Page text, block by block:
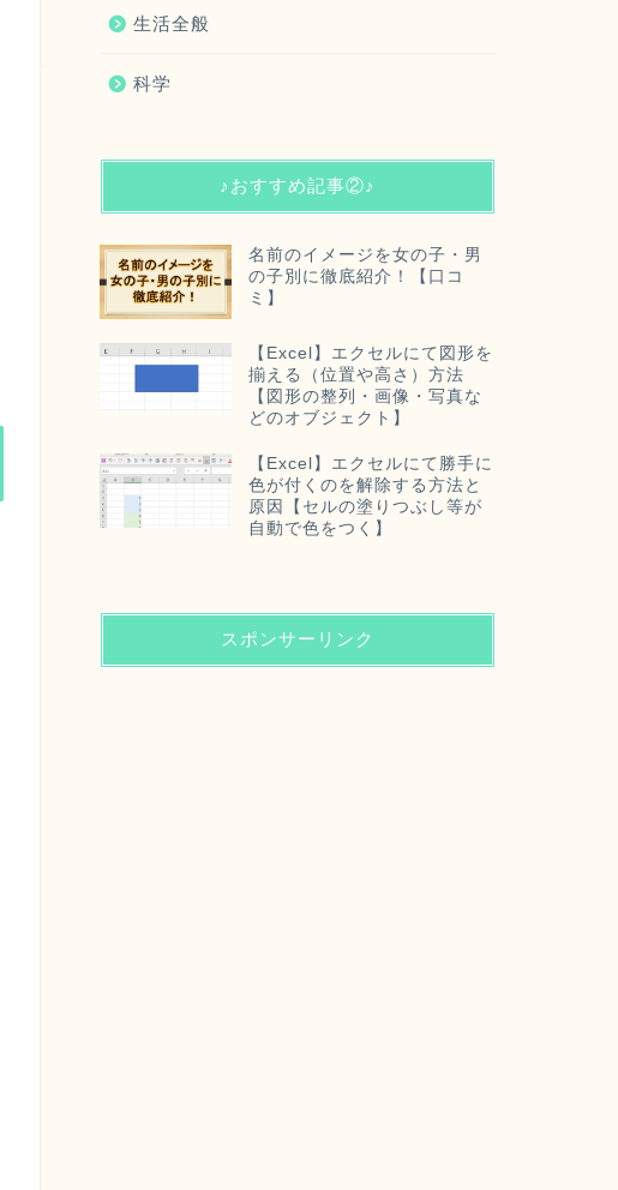
生活全般
科学
♪おすすめ記事②♪
名前のイメージを女の子・男
の子別に徹底紹介！【口コ
ミ】
【Excel】エクセルにて図形を
揃える（位置や高さ）方法
【図形の整列・画像・写真な
どのオブジェクト】
【Excel】エクセルにて勝手に
色が付くのを解除する方法と
原因【セルの塗りつぶし等が
自動で色をつく】
スポンサーリンク